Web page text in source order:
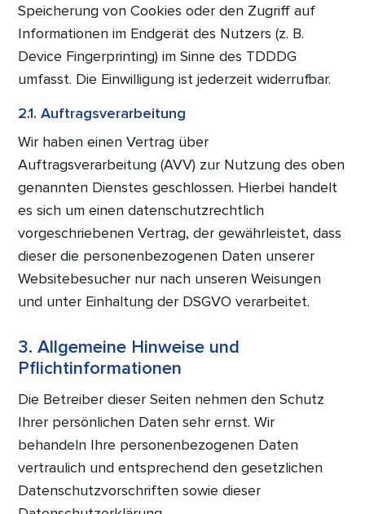
Speicherung von Cookies oder den Zugriff auf
Informationen im Endgerät des Nutzers (z. B.
Device Fingerprinting) im Sinne des TDDDG
umfasst. Die Einwilligung ist jederzeit widerrufbar.
2.1. Auftragsverarbeitung
Wir haben einen Vertrag über
Auftragsverarbeitung (AVV) zur Nutzung des oben
genannten Dienstes geschlossen. Hierbei handelt
es sich um einen datenschutzrechtlich
vorgeschriebenen Vertrag, der gewährleistet, dass
dieser die personenbezogenen Daten unserer
Websitebesucher nur nach unseren Weisungen
und unter Einhaltung der DSGVO verarbeitet.
3. Allgemeine Hinweise und
Pflichtinformationen
Die Betreiber dieser Seiten nehmen den Schutz
Ihrer persönlichen Daten sehr ernst. Wir
behandeln Ihre personenbezogenen Daten
vertraulich und entsprechend den gesetzlichen
Datenschutzvorschriften sowie dieser